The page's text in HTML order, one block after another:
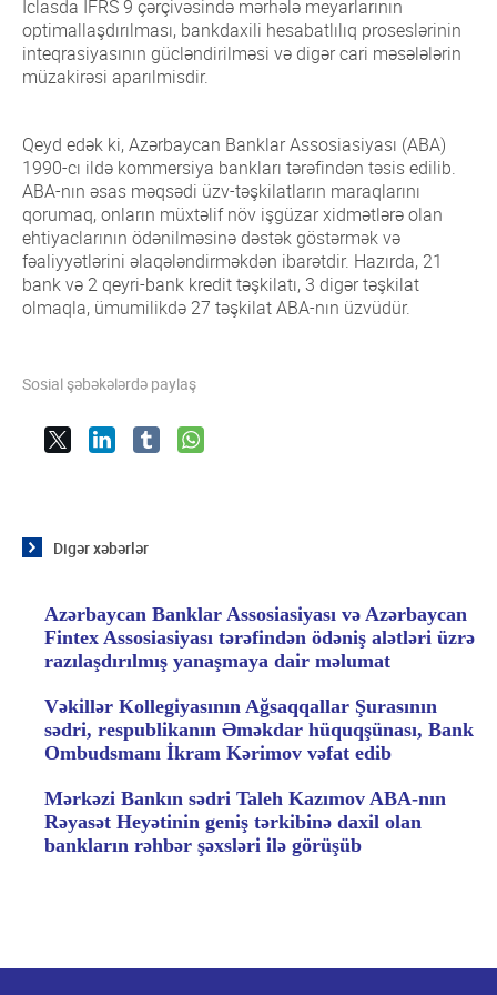
İclasda IFRS 9 çərçivəsində mərhələ meyarlarının
optimallaşdırılması, bankdaxili hesabatlılıq proseslərinin
inteqrasiyasının gücləndirilməsi və digər cari məsələlərin
müzakirəsi aparılmisdir.
Qeyd edək ki, Azərbaycan Banklar Assosiasiyası (ABA)
1990-cı ildə kommersiya bankları tərəfindən təsis edilib.
ABA-nın əsas məqsədi üzv-təşkilatların maraqlarını
qorumaq, onların müxtəlif növ işgüzar xidmətlərə olan
ehtiyaclarının ödənilməsinə dəstək göstərmək və
fəaliyyətlərini əlaqələndirməkdən ibarətdir. Hazırda, 21
bank və 2 qeyri-bank kredit təşkilatı, 3 digər təşkilat
olmaqla, ümumilikdə 27 təşkilat ABA-nın üzvüdür.
Sosial şəbəkələrdə paylaş
Digər xəbərlər
Azərbaycan Banklar Assosiasiyası və Azərbaycan
Fintex Assosiasiyası tərəfindən ödəniş alətləri üzrə
razılaşdırılmış yanaşmaya dair məlumat
Vəkillər Kollegiyasının Ağsaqqallar Şurasının
sədri, respublikanın Əməkdar hüquqşünası, Bank
Ombudsmanı İkram Kərimov vəfat edib
Mərkəzi Bankın sədri Taleh Kazımov ABA-nın
Rəyasət Heyətinin geniş tərkibinə daxil olan
bankların rəhbər şəxsləri ilə görüşüb
Ümumi məlumat
Qrupun üzvləri
Rəqəmsal ödənişlər sahəsində fırıldaqçılıq
əməliyyatlarına qarşı mübarizə
Ümumi məlumat
ESİ və Dayanıqlı bankçılıq